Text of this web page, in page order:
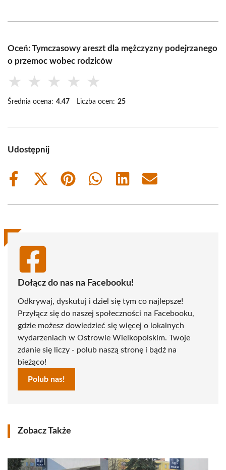
Oceń: Tymczasowy areszt dla mężczyzny podejrzanego
o przemoc wobec rodziców
★ ★ ★ ★ ★
Średnia ocena: 4.47 Liczba ocen: 25
Udostępnij
Share
Share
(Twitter)
Share
Share
Share
Share
Dołącz do nas na Facebooku!
Odkrywaj, dyskutuj i dziel się tym co najlepsze!
Przyłącz się do naszej społeczności na Facebooku,
gdzie możesz dowiedzieć się więcej o lokalnych
wydarzeniach w Ostrowie Wielkopolskim. Twoje
zdanie się liczy - polub naszą stronę i bądź na
bieżąco!
Polub nas!
Zobacz Także